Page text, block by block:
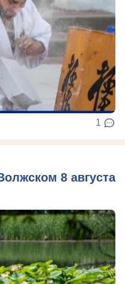
1
8 августа